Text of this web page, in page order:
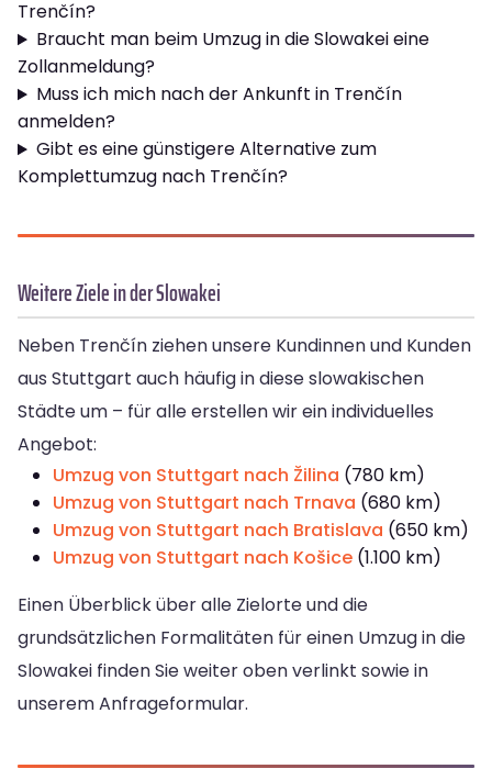
Trenčín?
Braucht man beim Umzug in die Slowakei eine
Zollanmeldung?
Muss ich mich nach der Ankunft in Trenčín
anmelden?
Gibt es eine günstigere Alternative zum
Komplettumzug nach Trenčín?
Weitere Ziele in der Slowakei
Neben Trenčín ziehen unsere Kundinnen und Kunden
aus Stuttgart auch häufig in diese slowakischen
Städte um – für alle erstellen wir ein individuelles
Angebot:
Umzug von Stuttgart nach Žilina (780 km)
Umzug von Stuttgart nach Trnava (680 km)
Umzug von Stuttgart nach Bratislava (650 km)
Umzug von Stuttgart nach Košice (1.100 km)
Einen Überblick über alle Zielorte und die
grundsätzlichen Formalitäten für einen Umzug in die
Slowakei finden Sie weiter oben verlinkt sowie in
unserem Anfrageformular.